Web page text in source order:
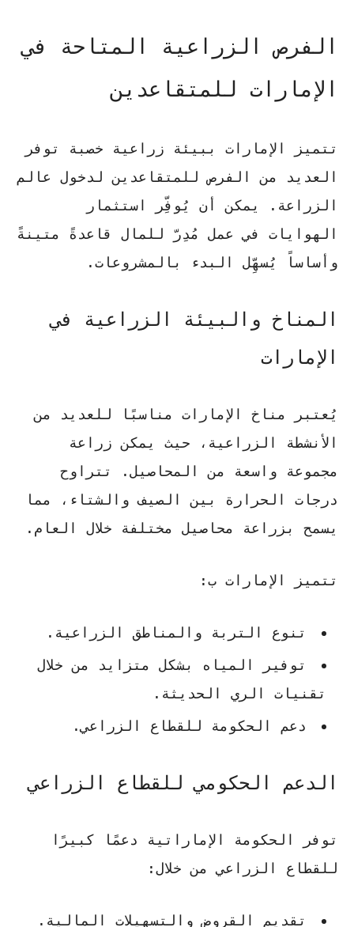
الفرص الزراعية المتاحة في
الإمارات للمتقاعدين
تتميز الإمارات ببيئة زراعية خصبة توفر
العديد من الفرص للمتقاعدين لدخول عالم
الزراعة. يمكن أن يُوفِّر استثمار
الهوايات في عمل مُدِرّ للمال قاعدةً متينةً
وأساساً يُسهِّل البدء بالمشروعات.
المناخ والبيئة الزراعية في
الإمارات
يُعتبر مناخ الإمارات مناسبًا للعديد من
الأنشطة الزراعية، حيث يمكن زراعة
مجموعة واسعة من المحاصيل. تتراوح
درجات الحرارة بين الصيف والشتاء، مما
يسمح بزراعة محاصيل مختلفة خلال العام.
تتميز الإمارات ب:
تنوع التربة والمناطق الزراعية.
توفير المياه بشكل متزايد من خلال
تقنيات الري الحديثة.
دعم الحكومة للقطاع الزراعي.
الدعم الحكومي للقطاع الزراعي
توفر الحكومة الإماراتية دعمًا كبيرًا
للقطاع الزراعي من خلال:
تقديم القروض والتسهيلات المالية.